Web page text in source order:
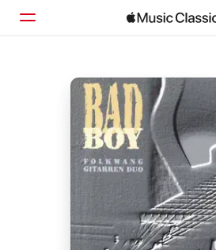
Inicio
Explorar
Buscar